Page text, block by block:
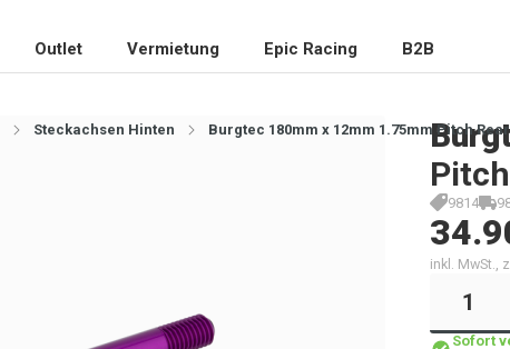
Outlet Vermietung Epic Racing B2B
Steckachsen Hinten Burgtec 180mm x 12mm 1.75mm Pitch
9814
inkl. MwSt.,
Sofort